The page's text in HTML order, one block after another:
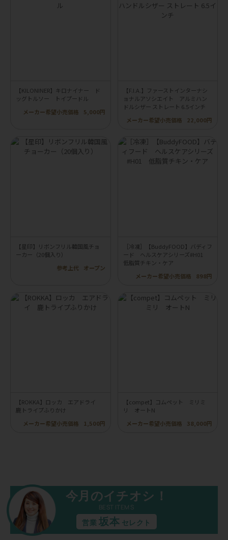
【KILONINER】キロナイナー ド
ッグトルソー トイプードル
メーカー希望小売価格
5,000円
【F.I.A.】ファーストインターナシ
ョナルアソシエイト アルミハン
ドルシザー ストレート 6.5インチ
メーカー希望小売価格
22,000円
【星印】リボンフリル韓国風チョ
ーカー（20個入り）
参考上代
オープン
［冷凍］【BuddyFOOD】バディフ
ード ヘルスケアシリーズ#H01
低脂質チキン・ケア
メーカー希望小売価格
898円
【ROKKA】ロッカ エアドライ
鹿トライプふりかけ
メーカー希望小売価格
1,500円
【compet】コムペット ミリミ
リ オートN
メーカー希望小売価格
38,000円
今月のイチオシ！
BEST ITEMS
営業 坂本 セレクト